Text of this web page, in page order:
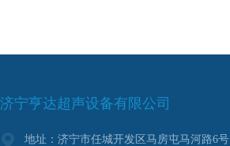
济宁亨达超声设备有限公司
地址：济宁市任城开发区马房屯马河路6号